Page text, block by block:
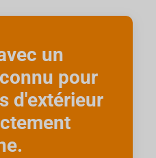
un
pour
d'extérieur